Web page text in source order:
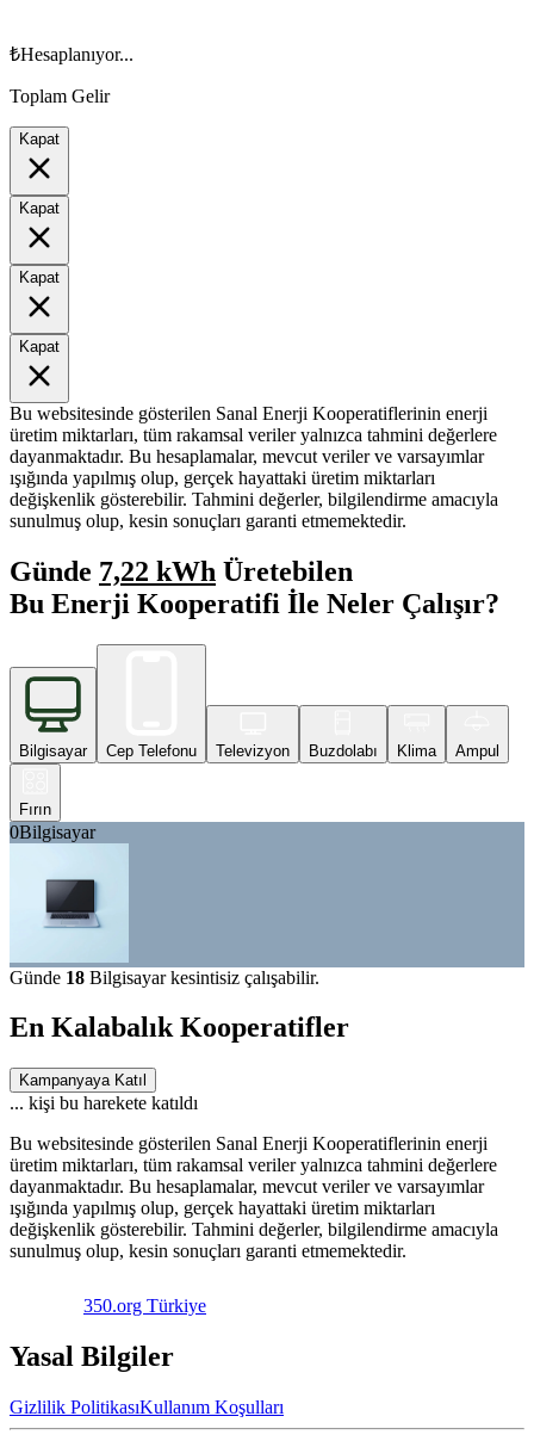
₺Hesaplanıyor...
Toplam Gelir
Kapat
Kapat
Kapat
Kapat
Bu websitesinde gösterilen Sanal Enerji Kooperatiflerinin enerji
üretim miktarları, tüm rakamsal veriler yalnızca tahmini değerlere
dayanmaktadır. Bu hesaplamalar, mevcut veriler ve varsayımlar
ışığında yapılmış olup, gerçek hayattaki üretim miktarları
değişkenlik gösterebilir. Tahmini değerler, bilgilendirme amacıyla
sunulmuş olup, kesin sonuçları garanti etmemektedir.
Günde 7,22 kWh Üretebilen
Bu Enerji Kooperatifi İle Neler Çalışır?
Bilgisayar Cep Telefonu Televizyon Buzdolabı Klima Ampul
Fırın
0Bilgisayar
Günde 18 Bilgisayar kesintisiz çalışabilir.
En Kalabalık Kooperatifler
Kampanyaya Katıl
... kişi bu harekete katıldı
Bu websitesinde gösterilen Sanal Enerji Kooperatiflerinin enerji
üretim miktarları, tüm rakamsal veriler yalnızca tahmini değerlere
dayanmaktadır. Bu hesaplamalar, mevcut veriler ve varsayımlar
ışığında yapılmış olup, gerçek hayattaki üretim miktarları
değişkenlik gösterebilir. Tahmini değerler, bilgilendirme amacıyla
sunulmuş olup, kesin sonuçları garanti etmemektedir.
350.org Türkiye
Yasal Bilgiler
Gizlilik PolitikasıKullanım Koşulları